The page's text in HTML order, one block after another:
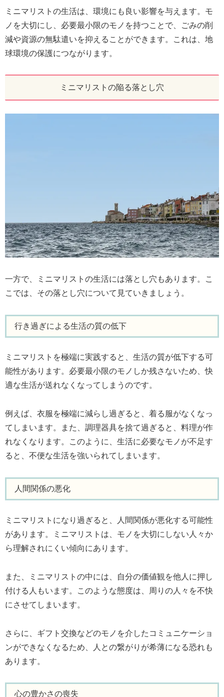
ミニマリストの生活は、環境にも良い影響を与えます。モ
ノを大切にし、必要最小限のモノを持つことで、ごみの削
減や資源の無駄遣いを抑えることができます。これは、地
球環境の保護につながります。
ミニマリストの陥る落とし穴
一方で、ミニマリストの生活には落とし穴もあります。こ
こでは、その落とし穴について見ていきましょう。
行き過ぎによる生活の質の低下
ミニマリストを極端に実践すると、生活の質が低下する可
能性があります。必要最小限のモノしか残さないため、快
適な生活が送れなくなってしまうのです。
例えば、衣服を極端に減らし過ぎると、着る服がなくなっ
てしまいます。また、調理器具を捨て過ぎると、料理が作
れなくなります。このように、生活に必要なモノが不足す
ると、不便な生活を強いられてしまいます。
人間関係の悪化
ミニマリストになり過ぎると、人間関係が悪化する可能性
があります。ミニマリストは、モノを大切にしない人々か
ら理解されにくい傾向にあります。
また、ミニマリストの中には、自分の価値観を他人に押し
付ける人もいます。このような態度は、周りの人々を不快
にさせてしまいます。
さらに、ギフト交換などのモノを介したコミュニケーショ
ンができなくなるため、人との繋がりが希薄になる恐れも
あります。
心の豊かさの喪失